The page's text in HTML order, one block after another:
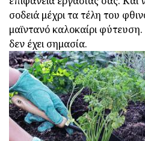
σοδειά μέχρι τα τέλη του
μαϊντανό καλοκαίρι
δεν έχει σημασία.